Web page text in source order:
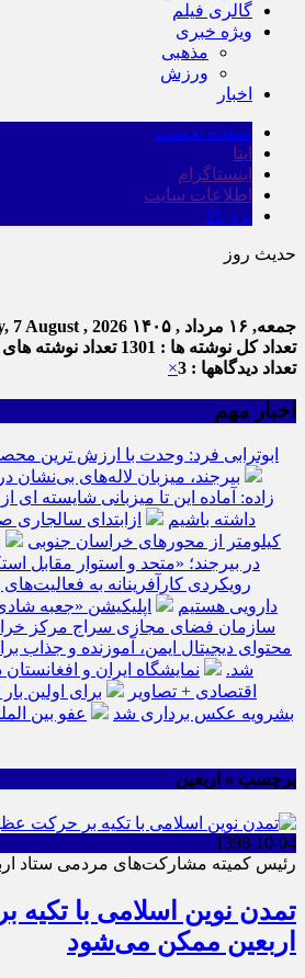
گالری فیلم
ویژه خبری
مذهبی
ورزش
اخبار
صفحه نخست
ایتا
اینستاگرام
اطلاعات سایت
برو بالا
حدیث روز
جمعه, ۱۶ مرداد , ۱۴۰۵ 7 August , 2026
تعداد کل نوشته ها : 1301
تعداد نوشته های
تعداد دیدگاهها : 3
×
اخبار مهم
ابوترابی فرد: وحدت با ارزش ترین
بیرجند، میزبان لاله‌های بی‌نشان
زاده: آماده این تا میزبانی شایسته ای
داشته باشیم
کیلومتر از محورهای خراسان جنوبی
در بیرجند؛ «متحد و استوار مقابل
رویکردی کارآفرینانه به
دارویی هستیم
اپلیکیشن «جعبه
سازمان فضای مجازی سراج مرکز
محتوای دیجیتال ایمن، آموزنده و جذاب
شد.
نمایشگاه ایران و
اقتصادی + تصاویر
برای اولین
بشرویه عکس برداری شد
عفو بین
برچسب » اربعین
1398-10-04
رئیس کمیته مشارکت‌های مردمی ستاد
تمدن نوین اسلامی با
اربعین ممکن می‌شود